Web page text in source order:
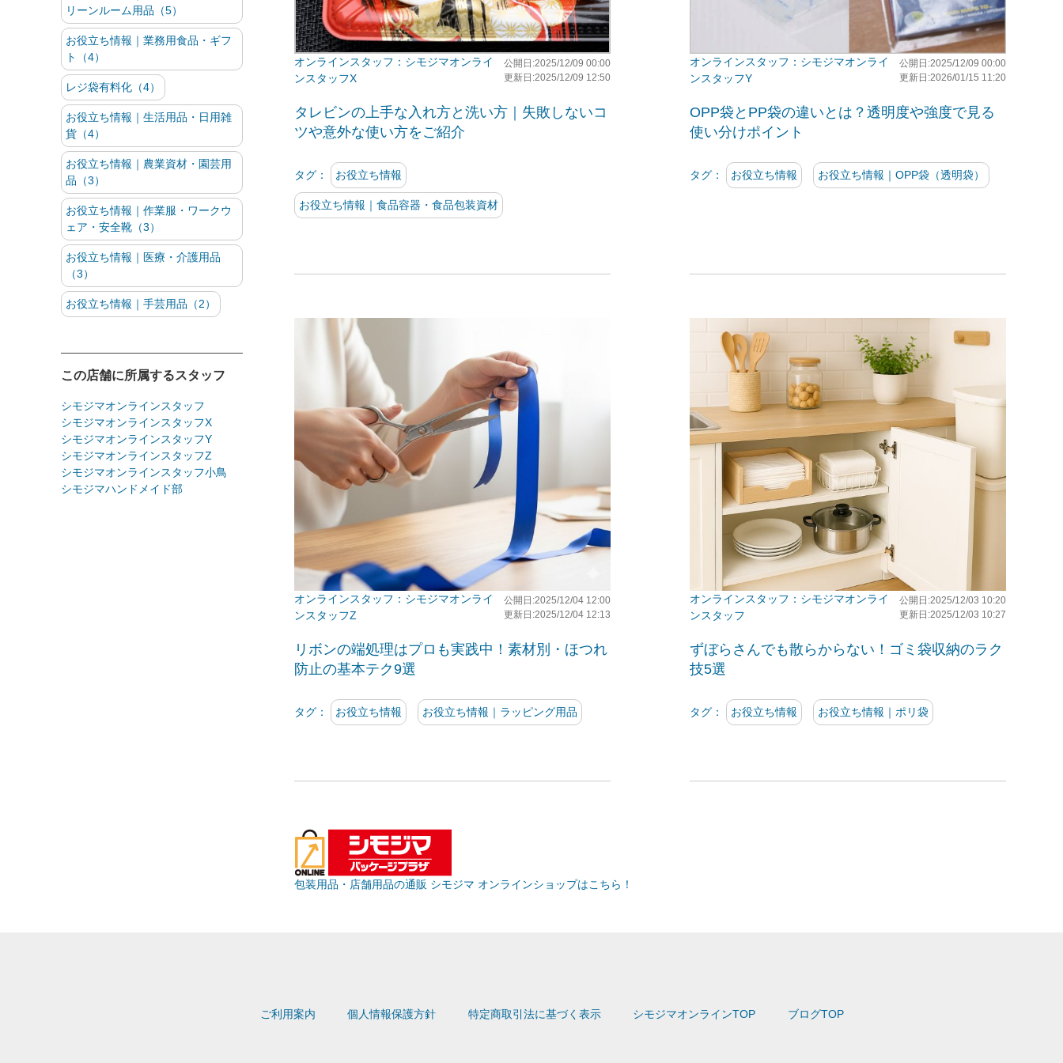
リーンルーム用品（5）
お役立ち情報｜業務用食品・ギフ
ト（4）
レジ袋有料化（4）
お役立ち情報｜生活用品・日用雑
貨（4）
お役立ち情報｜農業資材・園芸用
品（3）
お役立ち情報｜作業服・ワークウ
ェア・安全靴（3）
お役立ち情報｜医療・介護用品
（3）
お役立ち情報｜手芸用品（2）
この店舗に所属するスタッフ
シモジマオンラインスタッフ
シモジマオンラインスタッフX
シモジマオンラインスタッフY
シモジマオンラインスタッフZ
シモジマオンラインスタッフ小鳥
シモジマハンドメイド部
シモジマオンライ
ンスタッフX
公開日:2025/12/09 00:00
更新日:2025/12/09 12:50
タレビンの上手な入れ方と洗い方｜失敗しないコ
ツや意外な使い方をご紹介
タグ： お役立ち情報
お役立ち情報｜食品容器・食品包装資材
シモジマオンライ
ンスタッフY
公開日:2025/12/09 00:00
更新日:2026/01/15 11:20
OPP袋とPP袋の違いとは？透明度や強度で見る
使い分けポイント
タグ： お役立ち情報 お役立ち情報｜OPP袋（透明袋）
シモジマオンライ
ンスタッフZ
公開日:2025/12/04 12:00
更新日:2025/12/04 12:13
リボンの端処理はプロも実践中！素材別・ほつれ
防止の基本テク9選
タグ： お役立ち情報 お役立ち情報｜ラッピング用品
シモジマオンライ
ンスタッフ
公開日:2025/12/03 10:20
更新日:2025/12/03 10:27
ずぼらさんでも散らからない！ゴミ袋収納のラク
技5選
タグ： お役立ち情報 お役立ち情報｜ポリ袋
包装用品・店舗用品の通販 シモジマ オンラインショップはこちら！
ご利用案内 個人情報保護方針 特定商取引法に基づく表示 シモジマオンラインTOP ブログTOP